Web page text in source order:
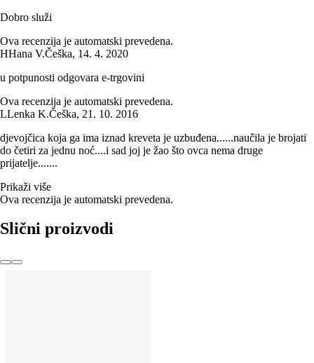
Dobro služi
Ova recenzija je automatski prevedena.
HHana V.Češka, 14. 4. 2020
u potpunosti odgovara e-trgovini
Ova recenzija je automatski prevedena.
LLenka K.Češka, 21. 10. 2016
djevojčica koja ga ima iznad kreveta je uzbuđena......naučila je brojati
do četiri za jednu noć....i sad joj je žao što ovca nema druge
prijatelje.......
Prikaži više
Ova recenzija je automatski prevedena.
Slični proizvodi